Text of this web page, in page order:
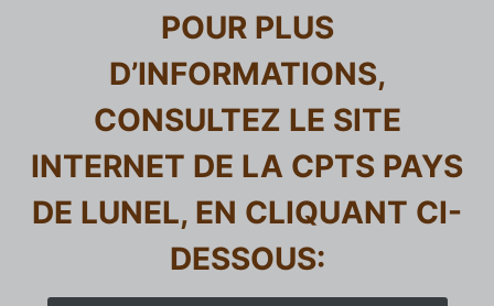
POUR PLUS
D’INFORMATIONS,
CONSULTEZ LE SITE
INTERNET DE LA CPTS PAYS
DE LUNEL, EN CLIQUANT CI-
DESSOUS: